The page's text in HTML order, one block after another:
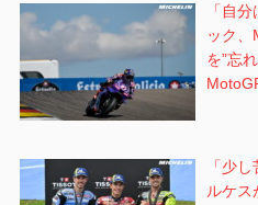
「自
ック、
を”忘
「少
ルケス